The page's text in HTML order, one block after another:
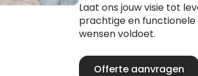
Laat ons jouw visie tot
prachtige en functionele
wensen voldoet.
Offerte aanvragen